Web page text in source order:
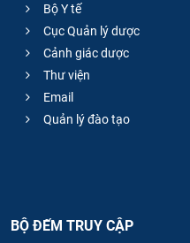
Bộ Y tế
Cục Quản lý dược
Cảnh giác dược
Thư viện
Email
Quản lý đào tạo
BỘ ĐẾM TRUY CẬP